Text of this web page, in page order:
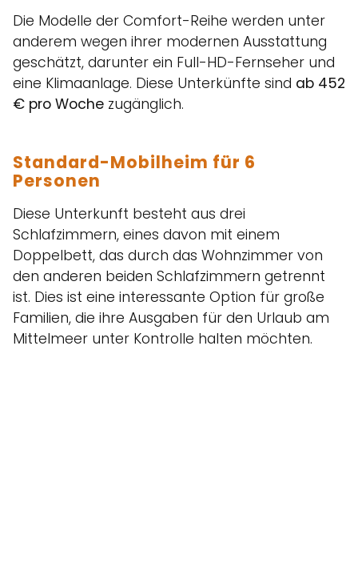
Die Modelle der Comfort-Reihe werden unter
anderem wegen ihrer modernen Ausstattung
geschätzt, darunter ein Full-HD-Fernseher und
eine Klimaanlage. Diese Unterkünfte sind ab 452
€ pro Woche zugänglich.
Standard-Mobilheim für 6
Personen
Diese Unterkunft besteht aus drei
Schlafzimmern, eines davon mit einem
Doppelbett, das durch das Wohnzimmer von
den anderen beiden Schlafzimmern getrennt
ist. Dies ist eine interessante Option für große
Familien, die ihre Ausgaben für den Urlaub am
Mittelmeer unter Kontrolle halten möchten.